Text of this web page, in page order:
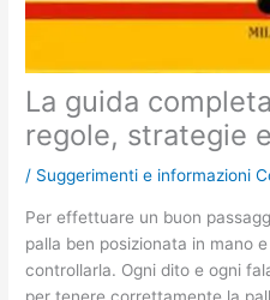
La guida
regole, strategie
/ Suggerimenti e informazioni
Per effettuare un buon
palla ben posizionata in mano
controllarla. Ogni dito e ogni
per tenere correttamente la